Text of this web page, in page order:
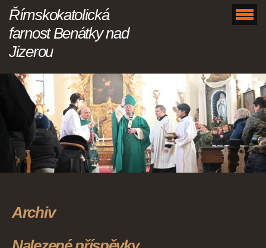
Římskokatolická
farnost Benátky nad
Jizerou
Archiv